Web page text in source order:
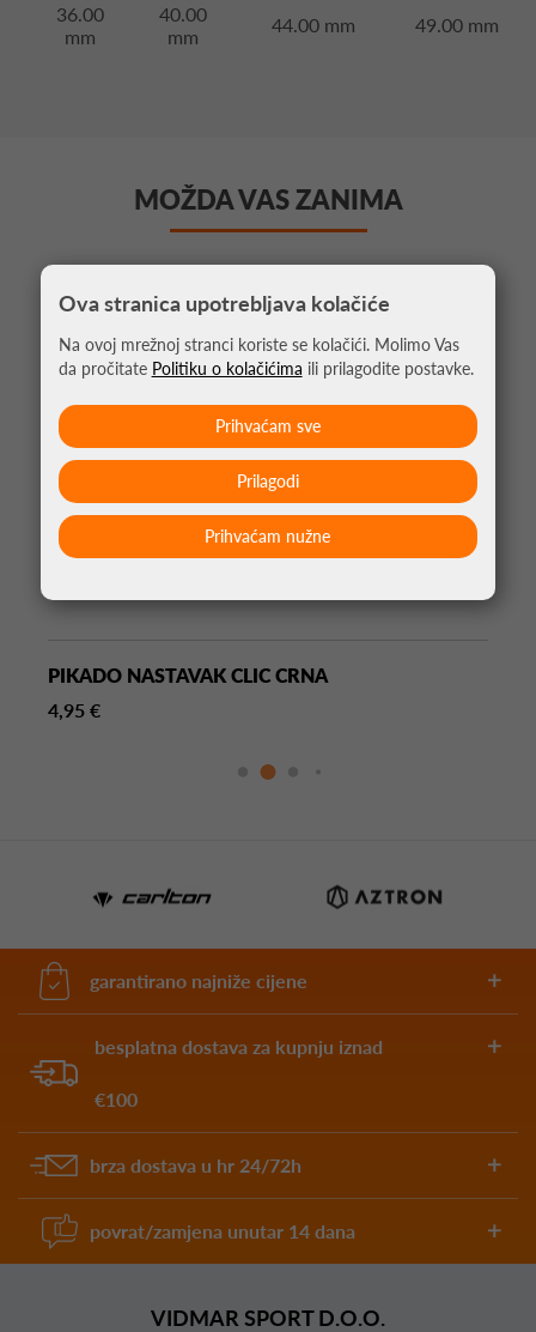
36.00
mm
40.00
mm
44.00 mm 49.00 mm
MOŽDA VAS ZANIMA
PIKADO NASTAVAK CLIC CRNA
4,95 €
garantirano najniže cijene
besplatna dostava za kupnju iznad
€100
brza dostava u hr 24/72h
povrat/zamjena unutar 14 dana
VIDMAR SPORT D.O.O.
Ova stranica upotrebljava kolačiće
Na ovoj mrežnoj stranci koriste se kolačići. Molimo Vas
da pročitate Politiku o kolačićima ili prilagodite postavke.
Prihvaćam nužne
Prilagodi
Prihvaćam sve